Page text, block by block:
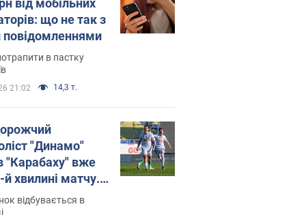
від мобільних
що не так з
в пастку
21:02 14,3 т.
"Динамо"
"Карабаху" вже
й хвилині матчу.
відбувається в